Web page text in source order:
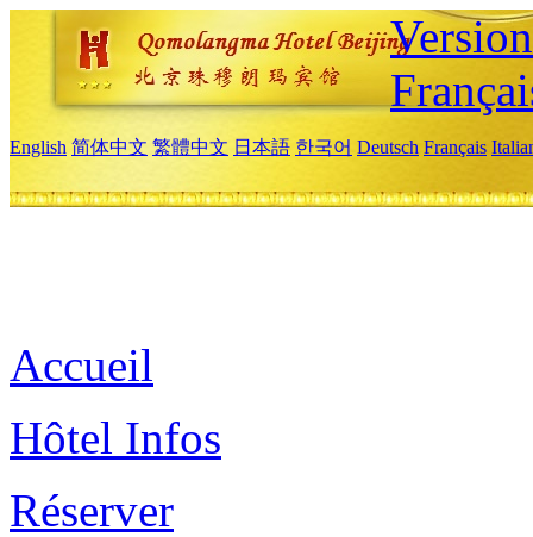
English 简体中文 繁體中文 日本語 한국어 Deutsch Français
Accueil
Hôtel Infos
Réserver